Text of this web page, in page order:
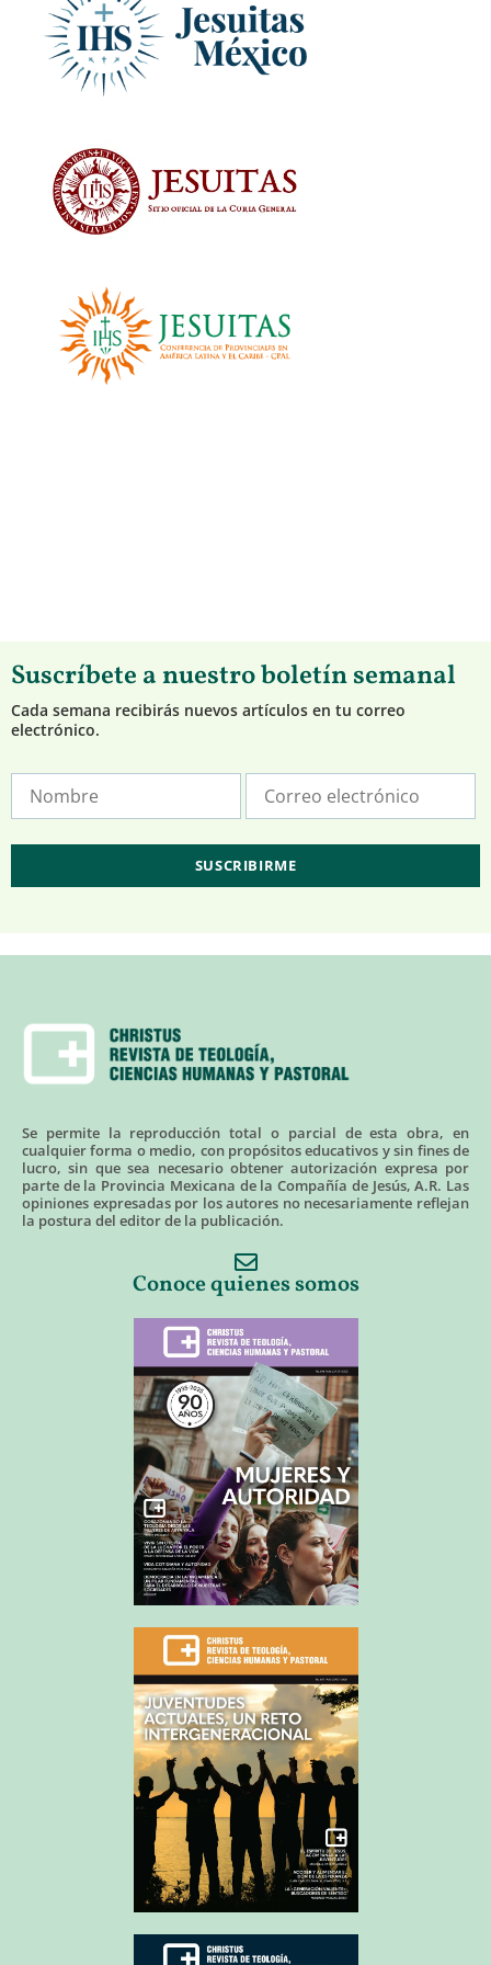
Suscríbete a nuestro boletín semanal
Cada semana recibirás nuevos artículos en tu correo
electrónico.
Se permite la reproducción total o parcial de esta obra, en
cualquier forma o medio, con propósitos educativos y sin fines de
lucro, sin que sea necesario obtener autorización expresa por
parte de la Provincia Mexicana de la Compañía de Jesús, A.R. Las
opiniones expresadas por los autores no necesariamente reflejan
la postura del editor de la publicación.
Conoce quienes somos